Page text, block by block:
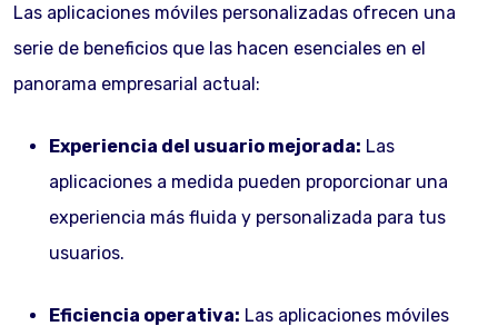
Las aplicaciones móviles personalizadas ofrecen una
serie de beneficios que las hacen esenciales en el
panorama empresarial actual:
Experiencia del usuario mejorada: Las
aplicaciones a medida pueden proporcionar una
experiencia más fluida y personalizada para tus
usuarios.
Eficiencia operativa: Las aplicaciones móviles